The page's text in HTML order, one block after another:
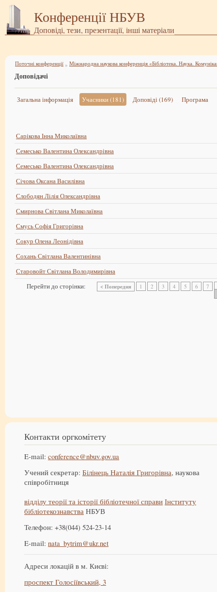
Конференції НБУВ
Доповіді, тези, презентації, інші матеріали
Поточні конференції » Міжнародна наукова конференція «Бібліотека. Наука.
Доповідачі
Загальна інформація Учасники (181) Доповіді (169) Програма
Сарікова Інна Миколаївна
Семесько Валентина Олександрівна
Семесько Валентина Олександрівна
Січова Оксана Василівна
Слободян Лілія Олександрівна
Смирнова Світлана Миколаївна
Смусь Софія Григорівна
Сокур Олена Леонідівна
Сохань Світлана Валентинівна
Старовойт Світлана Володимирівна
Перейти до сторінки:
< Попередня 1 2 3 4 5 6 7
Контакти оргкомітету
E-mail: conference@nbuv.gov.ua
Учений секретар: Білінець Наталія Григорівна, наукова
співробітниця
відділу теорії та історії бібліотечної справи Інституту
бібліотекознавства НБУВ
Телефон: +38(044) 524-23-14
E-mail: nata_bytrim@ukr.net
Адреси локацій в м. Києві:
проспект Голосіївський, 3